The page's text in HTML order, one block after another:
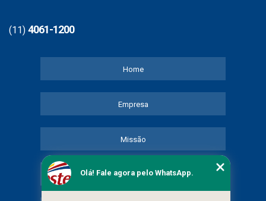
(11) 4061-1200
Home
Empresa
Missão
Serviços
Olá! Fale agora pelo WhatsApp.